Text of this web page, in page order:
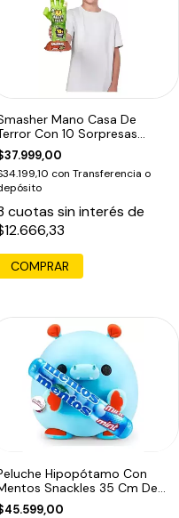
Mano Casa De
Con 10 Sorpresas
con Transferencia o
cuotas sin interés de
Hipopótamo Con
Snackles 35 Cm De
Celeste Mentos